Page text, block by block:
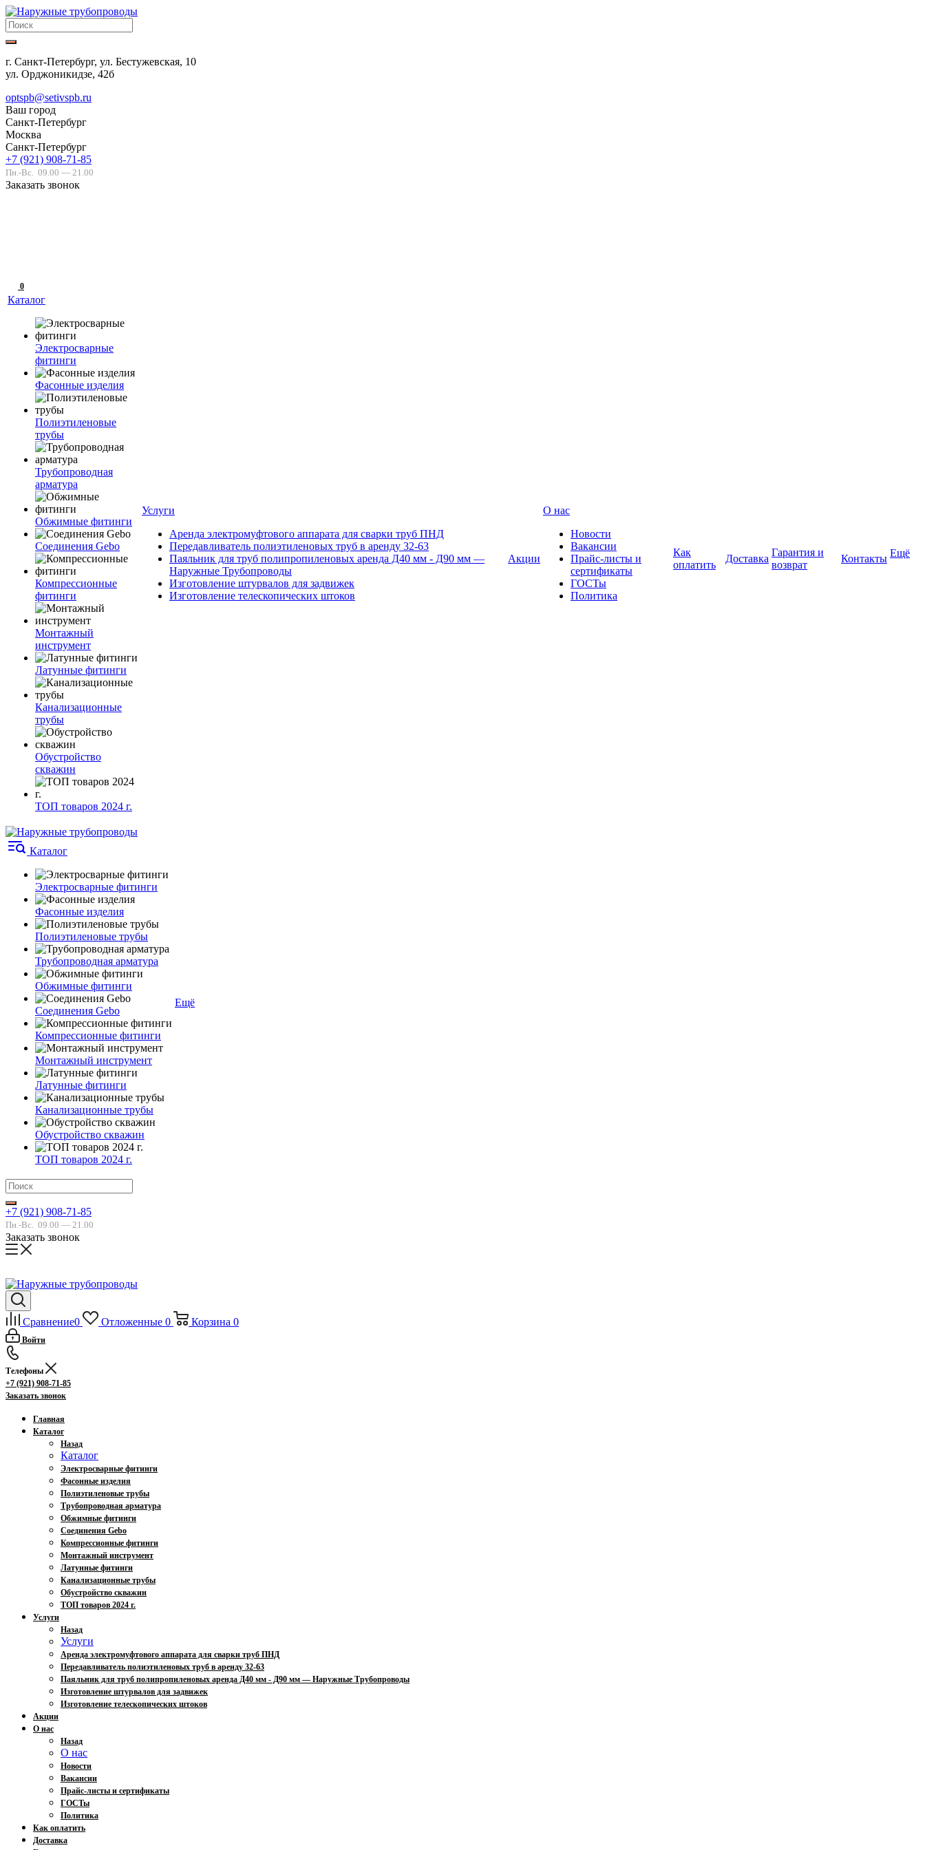
г. Санкт-Петербург, ул. Бестужевская, 10
ул. Орджоникидзе, 42б
optspb@setivspb.ru
Ваш город
Санкт-Петербург
Москва
Санкт-Петербург
+7 (921) 908-71-85
Пн.-Вс. 09.00 — 21.00
Заказать звонок
0
Каталог
Электросварные
фитинги
Фасонные изделия
Полиэтиленовые
трубы
Трубопроводная
арматура
Обжимные фитинги
Соединения Gebo
Компрессионные
фитинги
Монтажный
инструмент
Латунные фитинги
Канализационные
трубы
Обустройство
скважин
ТОП товаров 2024 г.
Услуги
Аренда электромуфтового аппарата для сварки труб ПНД
Передавливатель полиэтиленовых труб в аренду 32-63
Паяльник для труб полипропиленовых аренда Д40 мм - Д90 мм —
Наружные Трубопроводы
Изготовление штурвалов для задвижек
Изготовление телескопических штоков
Акции
О нас
Новости
Вакансии
Прайс-листы и
сертификаты
ГОСТы
Политика
Как
оплатить
Доставка
Гарантия и
возврат
Контакты Ещё
Каталог
Электросварные фитинги
Фасонные изделия
Полиэтиленовые трубы
Трубопроводная арматура
Обжимные фитинги
Соединения Gebo
Компрессионные фитинги
Монтажный инструмент
Латунные фитинги
Канализационные трубы
Обустройство скважин
ТОП товаров 2024 г.
Ещё
+7 (921) 908-71-85
Пн.-Вс. 09.00 — 21.00
Заказать звонок
Сравнение0 Отложенные 0 Корзина 0
Войти
Телефоны
+7 (921) 908-71-85
Заказать звонок
Главная
Каталог
Назад
Каталог
Электросварные фитинги
Фасонные изделия
Полиэтиленовые трубы
Трубопроводная арматура
Обжимные фитинги
Соединения Gebo
Компрессионные фитинги
Монтажный инструмент
Латунные фитинги
Канализационные трубы
Обустройство скважин
ТОП товаров 2024 г.
Услуги
Назад
Услуги
Аренда электромуфтового аппарата для сварки труб ПНД
Передавливатель полиэтиленовых труб в аренду 32-63
Паяльник для труб полипропиленовых аренда Д40 мм - Д90 мм — Наружные Трубопроводы
Изготовление штурвалов для задвижек
Изготовление телескопических штоков
Акции
О нас
Назад
О нас
Новости
Вакансии
Прайс-листы и сертификаты
ГОСТы
Политика
Как оплатить
Доставка